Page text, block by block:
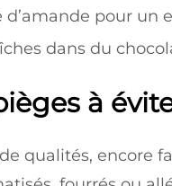
d’amande pour un
dans du
à
qualités, encore